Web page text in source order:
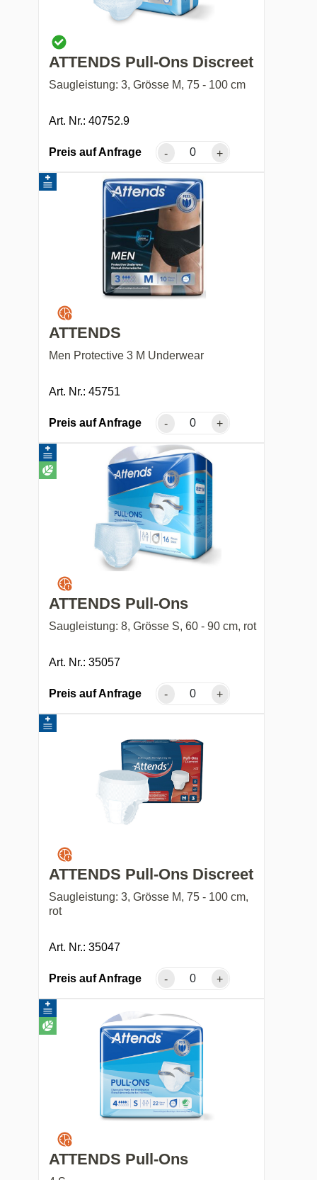
ATTENDS Pull-Ons Discreet
Saugleistung: 3, Grösse M, 75 - 100 cm
Art. Nr.: 40752.9
Preis auf Anfrage - +
ATTENDS
Men Protective 3 M Underwear
Art. Nr.: 45751
Preis auf Anfrage - +
ATTENDS Pull-Ons
Saugleistung: 8, Grösse S, 60 - 90 cm, rot
Art. Nr.: 35057
Preis auf Anfrage - +
ATTENDS Pull-Ons Discreet
Saugleistung: 3, Grösse M, 75 - 100 cm,
rot
Art. Nr.: 35047
Preis auf Anfrage - +
ATTENDS Pull-Ons